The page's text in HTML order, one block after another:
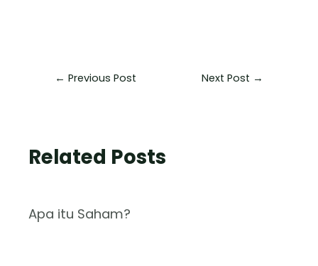
← Previous Post Next Post →
Related Posts
Apa itu Saham?